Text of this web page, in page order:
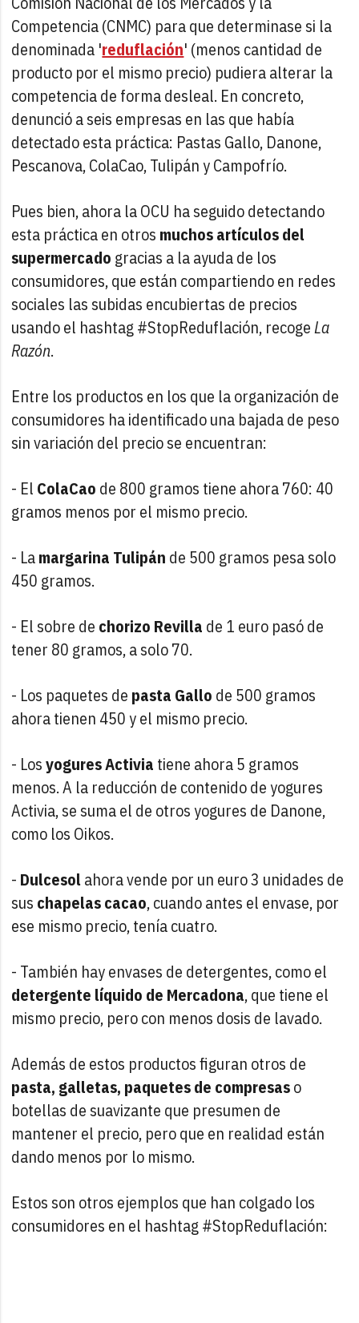
Competencia (CNMC) para que determinase si la
denominada 'reduflación' (menos cantidad de
producto por el mismo precio) pudiera alterar la
competencia de forma desleal. En concreto,
denunció a seis empresas en las que había
detectado esta práctica: Pastas Gallo, Danone,
Pescanova, ColaCao, Tulipán y Campofrío.
Pues bien, ahora la OCU ha seguido detectando
esta práctica en otros muchos artículos del
supermercado gracias a la ayuda de los
consumidores, que están compartiendo en redes
sociales las subidas encubiertas de precios
usando el hashtag #StopReduflación, recogeLa
Razón.
Entre los productos en los que la organización de
consumidores ha identificado una bajada de peso
sin variación del precio se encuentran:
- El ColaCao de 800 gramos tiene ahora 760: 40
gramos menos por el mismo precio.
- Lamargarina Tulipán de 500 gramos pesa solo
450 gramos.
- El sobre de chorizo Revilla de 1 euro pasó de
tener 80 gramos, a solo 70.
- Los paquetes de pasta Gallo de 500 gramos
ahora tienen 450 y el mismo precio.
- Losyogures Activia tiene ahora 5 gramos
menos. A la reducción de contenido de yogures
Activia, se suma el de otros yogures de Danone,
como los Oikos.
- Dulcesolahora vende por un euro 3 unidades de
sus chapelas cacao, cuando antes el envase, por
ese mismo precio, tenía cuatro.
- También hay envases de detergentes, como el
detergente líquido de Mercadona, que tiene el
mismo precio, pero con menos dosis de lavado.
Además de estos productos figuran otros de
pasta, galletas, paquetes de compresaso
botellas de suavizante que presumen de
mantener el precio, pero que en realidad están
dando menos por lo mismo.
Estos son otros ejemplos que han colgado los
consumidores en el hashtag #StopReduflación: